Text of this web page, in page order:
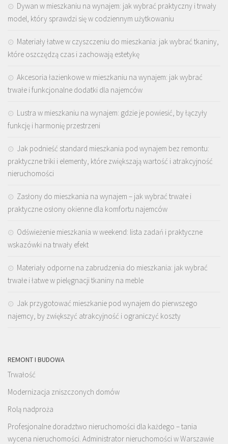
Dywan w mieszkaniu na wynajem: jak wybrać praktyczny i trwały
model, który sprawdzi się w codziennym użytkowaniu
Materiały łatwe w czyszczeniu do mieszkania: jak wybrać tkaniny,
które oszczędzą czas i zachowają estetykę
Akcesoria łazienkowe w mieszkaniu na wynajem: jak wybrać
trwałe i funkcjonalne dodatki dla najemców
Lustra w mieszkaniu na wynajem: gdzie je powiesić, by łączyły
funkcję i harmonię przestrzeni
Jak podnieść standard mieszkania pod wynajem bez remontu:
praktyczne triki i elementy, które zwiększają wartość i atrakcyjność
nieruchomości
Zasłony do mieszkania na wynajem – jak wybrać trwałe i
praktyczne osłony okienne dla komfortu najemców
Odświeżenie mieszkania w weekend: lista zadań i praktyczne
wskazówki na trwały efekt
Materiały odporne na zabrudzenia do mieszkania: jak wybrać
trwałe i łatwe w pielęgnacji tkaniny na meble
Jak przygotować mieszkanie pod wynajem do pierwszego
najemcy, by zwiększyć atrakcyjność i ograniczyć koszty
REMONT I BUDOWA
Trwałość
Modernizacja zniszczonych domów
Rolą nadproża
Profesjonalne doradztwo nieruchomości dla każdego – tania
wycena nieruchomości. Administrator nieruchomości w Warszawie